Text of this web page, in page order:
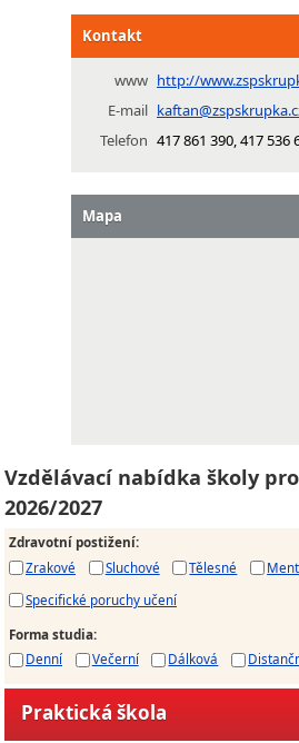
Kontakt
www http://
E-mail
Telefon 417 861 390, 417 536
Mapa
Vzdělávací nabídka školy
2026/2027
Zdravotní postižení:
Zrakové
Sluchové Tělesné
Specifické poruchy učení
Forma studia:
Denní
Večerní Dálková
Praktická škola